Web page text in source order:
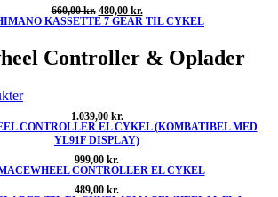
660,00kr. Den
oprindelige
var:
660,00 kr..
480,00 kr.Den
aktuelle
er:
480,00 kr..
KASSETTE 7 GEAR TIL CYKEL
Controller & Oplader
1.039,00 kr.
CONTROLLER EL CYKEL (KOMBATIBEL MED
YL91F DISPLAY)
999,00 kr.
CONTROLLER EL CYKEL
489,00 kr.